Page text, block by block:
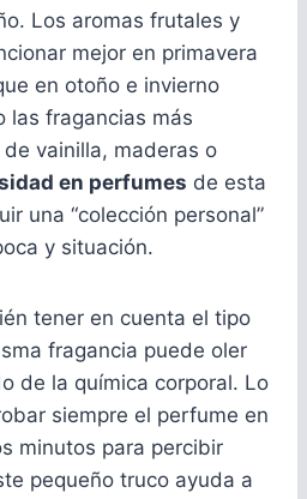
Los aromas frutales y
mejor en primavera
en otoño e invierno
las fragancias más
vainilla, maderas o
en perfumes de esta
una “colección personal”
y situación.
tener en cuenta el tipo
fragancia puede oler
de la química corporal. Lo
siempre el perfume en
minutos para percibir
pequeño truco ayuda a